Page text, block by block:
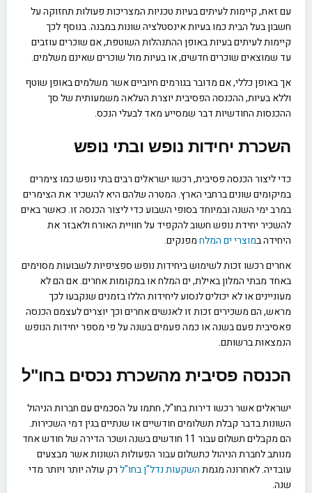
עם זאת, קיימות לעיתים בעיות טכניות המצריכות פעולות תחזוקה על
חשבון בעל הבית כמו בעיות אינסטלציה שונות במבנה. בנוסף לכך
קיימות לעיתים בעיות באופן ההתנהלות השוטפת, אם שוכרים עוזבים
עד שמוצאים שוכרים חדשים, או בעיות מול שוכרים שאינם משלמים.
אך באופן כללי, אם מדובר בגורמים חיוביים אשר משלמים באופן שוטף
וללא בעיות, ההכנסה הפסיבית יוצרת העלאה משמעותית של סך
ההכנסות החודשיות דבר שמסייע מאד לבעלי הנכס.
השכרת יחידות נופש ובתי נופש
כדי ליצור הכנסה פסיבית, רכשו ישראלים רבים בתי נופש כמו צימרים
במיקומים שונים ברחבי הארץ. המטרה שלהם היא להשכיר את הצימרים
במרב ימי השנה ובמיוחד בסופי השבוע כדי ליצור הכנסה זו. כאשר באים
להשכיר יחידת נופש חשוב להקפיד על חוויית האורח ולאבזר את
היחידה במוצרי ים המלחמפנקים.
אחרים רכשו זכות לשימוש ביחידות נופש ספציפיות לשבועות מסוימים
באחד מבתי המלון באילת, ים המלח או במקומות אחרים. אם הם לא
מעוניינים או לא יכולים לנסוע ליחידות הללו בזמנים שנקבעו לכך
מראש, הם משכירים זכות זו לאנשים אחרים וכך יוצרים לעצמם הכנסה
פאסיבית פעם בשנה או כמה פעמים בשנה על פי מספר יחידות הנופש
הנמצאות ברשותם.
הכנסה פסיבית מהשכרת נכסים בחו"ל
ישראלים אשר רכשו דירות בחו"ל, חתמו על הסכמים עם חברות הניהול
השונות בדבר קבלת תשלומים חודשיים או שנתיים בגין דמי השכירות.
הם מקבלים תשלום עבור 11 חודשים בשנה ושכר הדירה של חודש אחד
מנותב לחברת הניהול כתשלום עבור הפעולות השונות אשר מבצעים
עובדיה. לאחרונה מגמתהשקעות נדל"ן בחו"לרק עולה יותר ויותר מדי
שנה.